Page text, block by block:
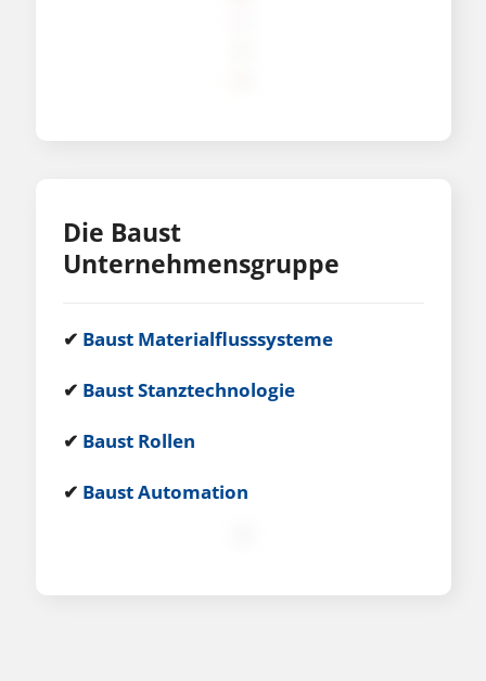
Die Baust
Unternehmensgruppe
✔ Baust Materialflusssysteme
✔ Baust Stanztechnologie
✔ Baust Rollen
✔ Baust Automation